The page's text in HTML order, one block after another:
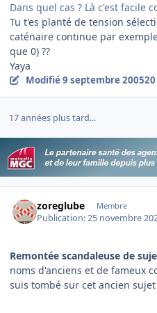
Dans quel cas ? Là c'est facile
Tu t'es planté de tension
caténaire continue par
que 0) ??
Yaya
Modifié9 septembre 2005
17 années plus tard...
zoreglube Membre
Publication:25 novembre
Remontée scandaleuse de
noms d'anciens et de fameux
suis tombé sur cet ancien